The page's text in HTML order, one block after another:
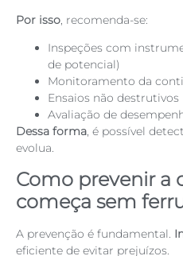
Por isso, recomenda-se:
Inspeções com
de potencial)
Monitoramento da
Ensaios não destrutivos
Avaliação de
Dessa forma, é possível
evolua.
Como prevenir a
começa sem
A prevenção é fundamental.
eficiente de evitar prejuízos.